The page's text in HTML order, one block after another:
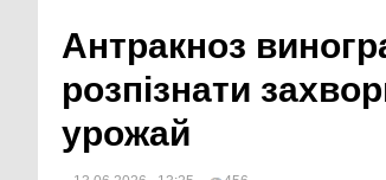
Антракноз
розпізнати
урожай